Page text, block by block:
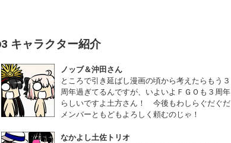
キャラクター紹介
ノッブ＆沖田さん
ところで引き延ばし漫画の頃から考えたらもう３
周年過ぎてるんですが、いよいよＦＧＯも３周年
らしいですよ土方さん！ 今後もわしらぐだぐだ
メンバーともどもよろしく頼むのじゃ！
なかよし土佐トリオ